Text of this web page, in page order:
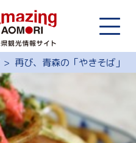
再び、青森の「やきそば」